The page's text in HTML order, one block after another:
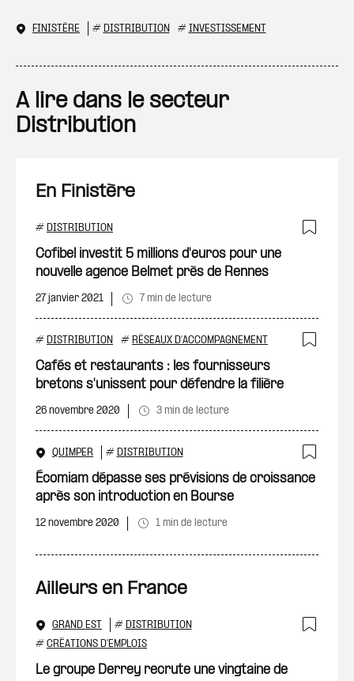
FINISTÈRE # DISTRIBUTION # INVESTISSEMENT
A lire dans le secteur
Distribution
En Finistère
# DISTRIBUTION
Cofibel investit 5 millions d'euros pour une
nouvelle agence Belmet près de Rennes
27 janvier 2021 7 min de lecture
# DISTRIBUTION # RÉSEAUX D'ACCOMPAGNEMENT
Cafés et restaurants : les fournisseurs
bretons s'unissent pour défendre la filière
26 novembre 2020 3 min de lecture
QUIMPER # DISTRIBUTION
Écomiam dépasse ses prévisions de croissance
après son introduction en Bourse
12 novembre 2020 1 min de lecture
Ailleurs en France
GRAND EST # DISTRIBUTION
# CRÉATIONS D'EMPLOIS
Le groupe Derrey recrute une vingtaine de